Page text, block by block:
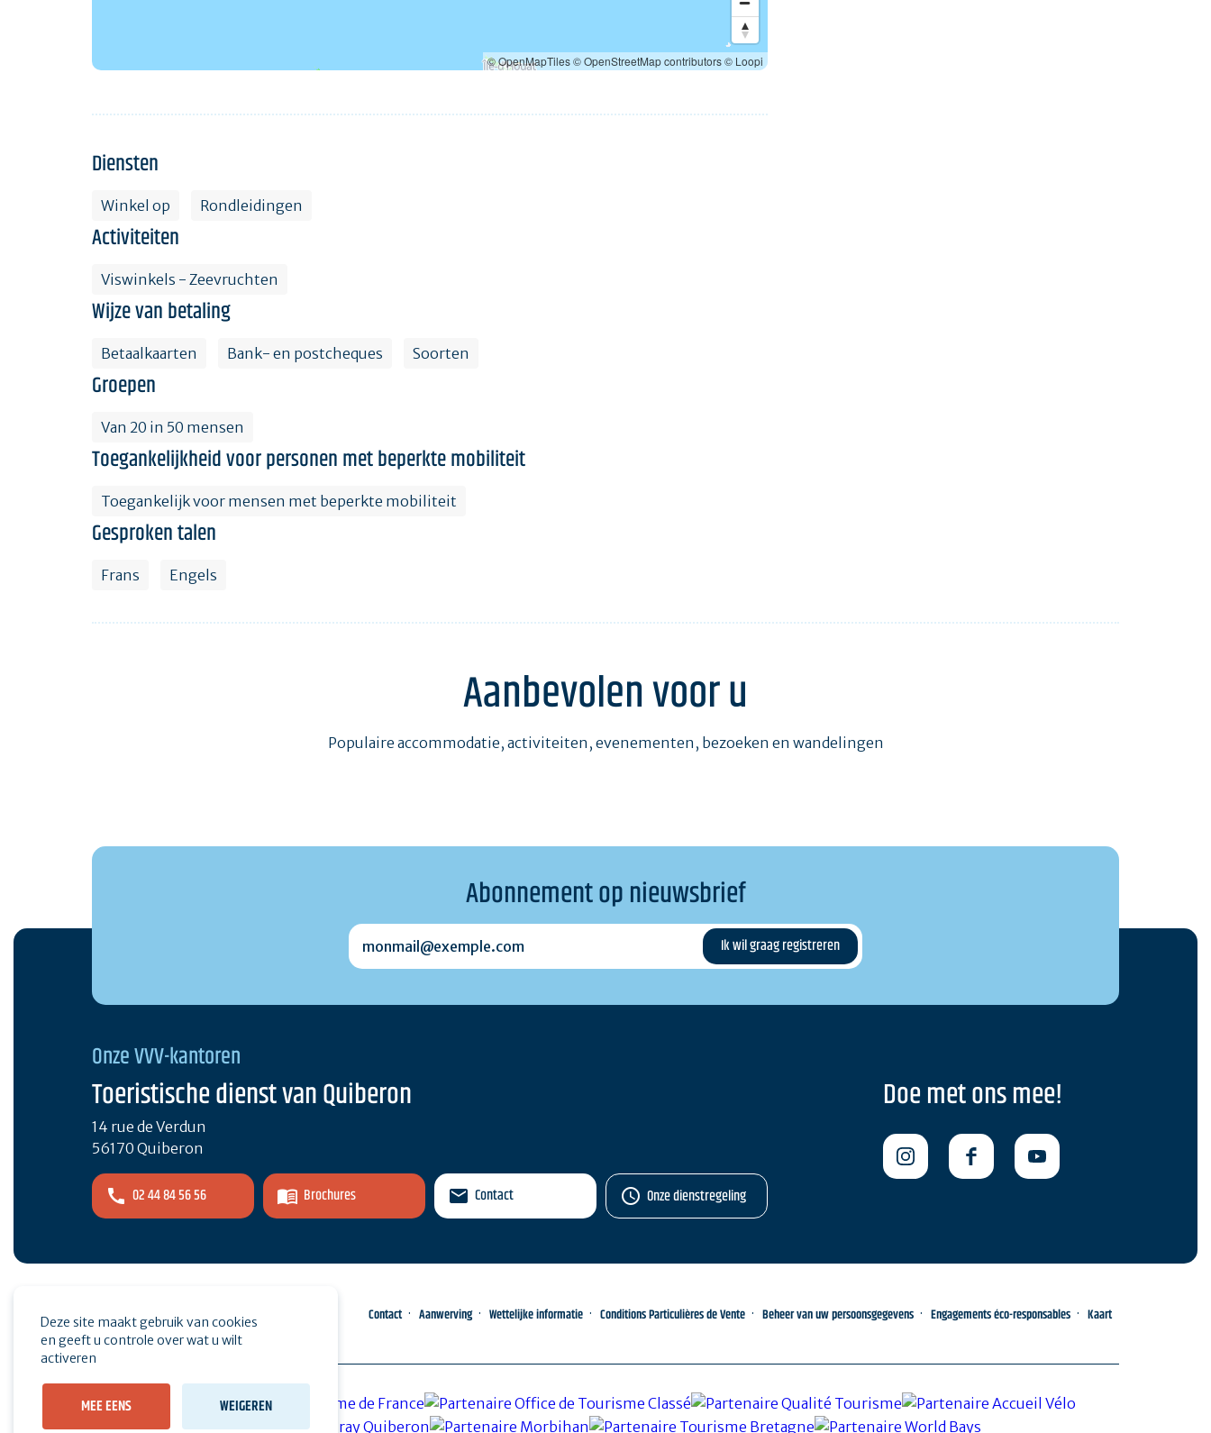
© OpenMapTiles© OpenStreetMap contributors© Loopi
Diensten
Winkel op Rondleidingen
Activiteiten
Viswinkels - Zeevruchten
Wijze van betaling
Betaalkaarten Bank- en postcheques Soorten
Groepen
Van 20 in 50 mensen
Toegankelijkheid voor personen met beperkte mobiliteit
Toegankelijk voor mensen met beperkte mobiliteit
Gesproken talen
Frans Engels
Aanbevolen voor u
Populaire accommodatie, activiteiten, evenementen, bezoeken en wandelingen
Abonnement op nieuwsbrief
monmail@exemple.com
Onze VVV-kantoren
Toeristische dienst van Quiberon
14 rue de Verdun
56170 Quiberon
02 44 84 56 56 Brochures Contact Onze dienstregeling
Doe met ons mee!
Espace pro Druk op Contact Aanwerving Wettelijke informatie Conditions Particulières de Vente Beheer van uw persoonsgegevens Engagements éco-responsables Kaart
Deze site maakt gebruik van cookies
en geeft u controle over wat u wilt
activeren
MEE EENS WEIGEREN